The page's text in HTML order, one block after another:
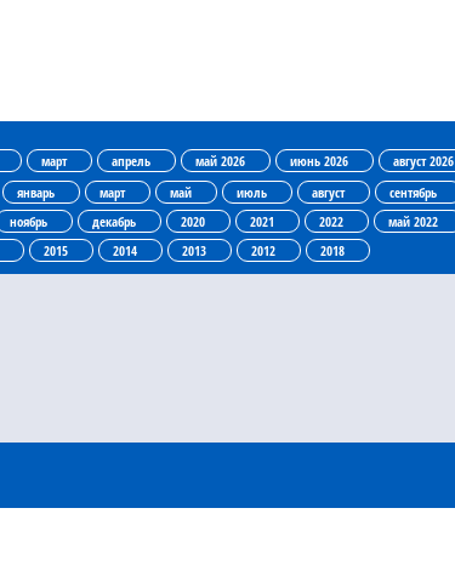
март апрель май 2026 июнь 2026 август 2026
январь март май июль август сентябрь
ноябрь декабрь 2020 2021 2022 май 2022
2015 2014 2013 2012 2018